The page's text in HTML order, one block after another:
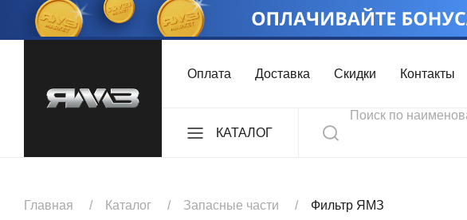
Оплата Доставка Скидки Контакты
КАТАЛОГ
Главная Каталог Запасные части Фильтр ЯМЗ